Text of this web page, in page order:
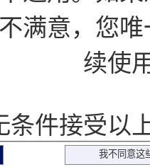
满意，您
续使
接受以上